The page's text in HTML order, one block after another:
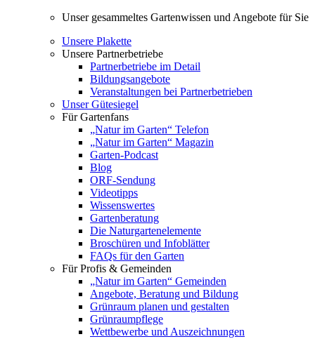
Unser gesammeltes Gartenwissen und Angebote für Sie
Unsere Plakette
Unsere Partnerbetriebe
Partnerbetriebe im Detail
Bildungsangebote
Veranstaltungen bei Partnerbetrieben
Unser Gütesiegel
Für Gartenfans
„Natur im Garten“ Telefon
„Natur im Garten“ Magazin
Garten-Podcast
Blog
ORF-Sendung
Videotipps
Wissenswertes
Gartenberatung
Die Naturgartenelemente
Broschüren und Infoblätter
FAQs für den Garten
Für Profis & Gemeinden
„Natur im Garten“ Gemeinden
Angebote, Beratung und Bildung
Grünraum planen und gestalten
Grünraumpflege
Wettbewerbe und Auszeichnungen